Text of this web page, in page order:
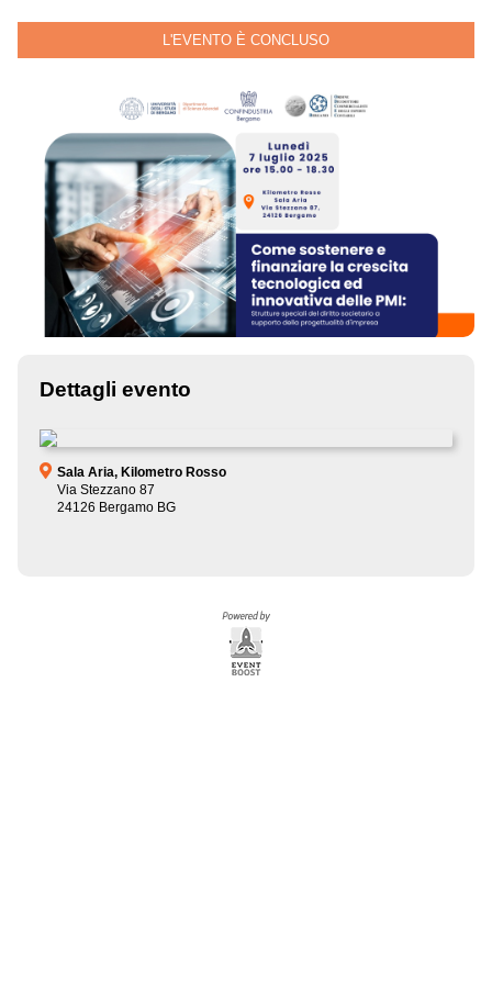
L'EVENTO È CONCLUSO
Dettagli evento
Sala Aria, Kilometro Rosso
Via Stezzano 87
24126 Bergamo BG